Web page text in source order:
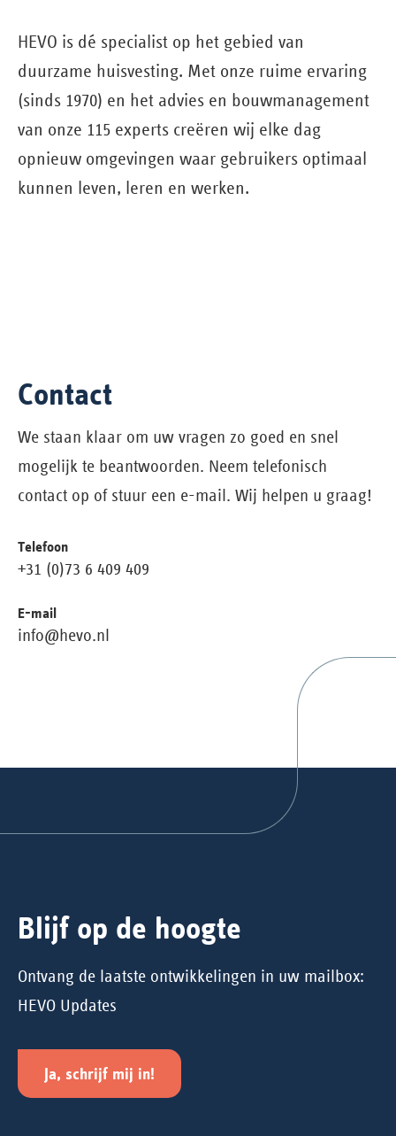
HEVO is dé specialist op het gebied van
duurzame huisvesting. Met onze ruime ervaring
(sinds 1970) en het advies en bouw­management
van onze 115 experts creëren wij elke dag
opnieuw omgevingen waar gebruikers optimaal
kunnen leven, leren en werken.
Contact
We staan klaar om uw vragen zo goed en snel
mogelijk te beantwoorden. Neem telefonisch
contact op of stuur een e-mail. Wij helpen u graag!
Telefoon
+31 (0)73 6 409 409
E-mail
info@hevo.nl
Blijf op de hoogte
Ontvang de laatste ontwikkelingen in uw mailbox:
HEVO Updates
Ja, schrijf mij in!